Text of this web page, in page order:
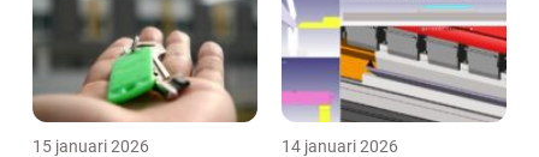
15 januari 2026 14 januari 2026